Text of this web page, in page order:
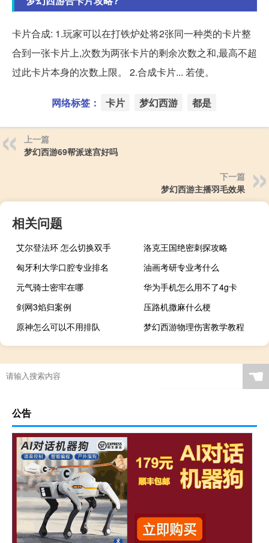
卡片合成: 1.玩家可以在打铁炉处将2张同一种类的卡片整
合到一张卡片上,次数为两张卡片的剩余次数之和,最高不超
过此卡片本身的次数上限。 2.合成卡片... 若使。
网络标签： 卡片 梦幻西游 都是
上一篇
梦幻西游69帮派迷宫好吗
下一篇
梦幻西游主播羽毛效果
相关问题
艾尔登法环 怎么切换双手
洛克王国绝密刺探攻略
匈牙利大学口腔专业排名
油画考研专业考什么
元气骑士密牢在哪
华为手机怎么用不了4g卡
剑网3焰归案例
压路机撒麻什么梗
原神怎么可以不用排队
梦幻西游物理伤害教学教程
☚
公告